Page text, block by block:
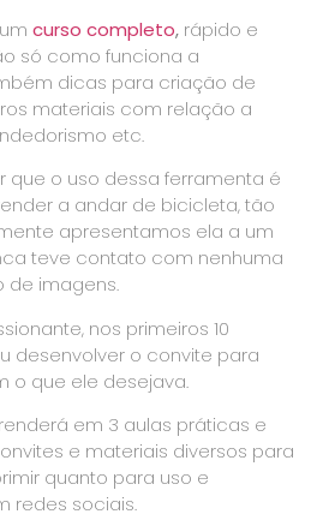
curso completo, rápido e
só como funciona a
dicas para criação de
materiais com relação a
etc.
que o uso dessa ferramenta é
a andar de bicicleta, tão
apresentamos ela a um
teve contato com nenhuma
de imagens.
nos primeiros 10
desenvolver o convite para
o que ele desejava.
em 3 aulas práticas e
e materiais diversos para
quanto para uso e
redes sociais.